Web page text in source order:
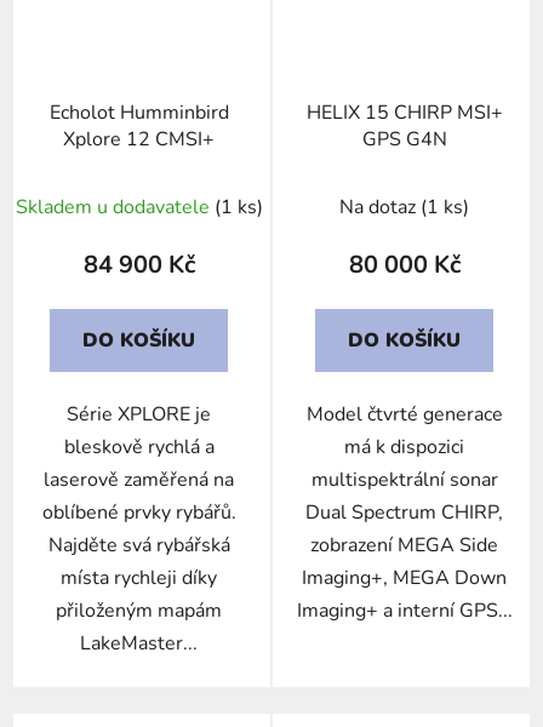
Echolot Humminbird
Xplore 12 CMSI+
Skladem u dodavatele (1 ks)
84 900 Kč
DO KOŠÍKU
Série XPLORE je
bleskově rychlá a
laserově zaměřená na
oblíbené prvky rybářů.
Najděte svá rybářská
místa rychleji díky
přiloženým mapám
LakeMaster...
HELIX 15 CHIRP MSI+
GPS G4N
Na dotaz (1 ks)
80 000 Kč
DO KOŠÍKU
Model čtvrté generace
má k dispozici
multispektrální sonar
Dual Spectrum CHIRP,
zobrazení MEGA Side
Imaging+, MEGA Down
Imaging+ a interní GPS...